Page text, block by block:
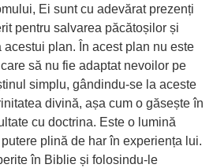
Ei sunt cu adevărat prezenți
pentru salvarea păcătoșilor și
plan. În acest plan nu este
să nu fie adaptat nevoilor pe
simplu, gândindu-se la aceste
divină, așa cum o găsește în
cu doctrina. Este o lumină
plină de har în experiența lui.
în Biblie și folosindu-le